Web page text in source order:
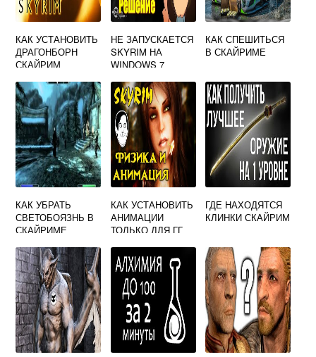
КАК УСТАНОВИТЬ
ДРАГОНБОРН
СКАЙРИМ
НЕ ЗАПУСКАЕТСЯ
SKYRIM НА
WINDOWS 7
КАК СПЕШИТЬСЯ
В СКАЙРИМЕ
КАК УБРАТЬ
СВЕТОБОЯЗНЬ В
СКАЙРИМЕ
КАК УСТАНОВИТЬ
АНИМАЦИИ
ТОЛЬКО ДЛЯ ГГ
ГДЕ НАХОДЯТСЯ
КЛИНКИ СКАЙРИМ